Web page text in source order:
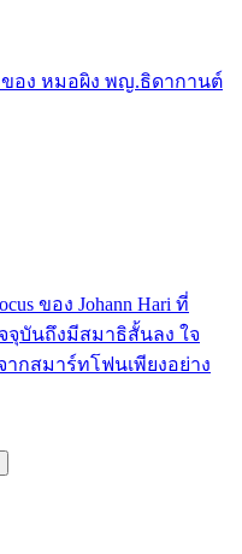
ของ หมอผิง พญ.ธิดากานต์
ของ Johann Hari ที่
บันถึงมีสมาธิสั้นลง ใจ
กสมาร์ทโฟนเพียงอย่าง